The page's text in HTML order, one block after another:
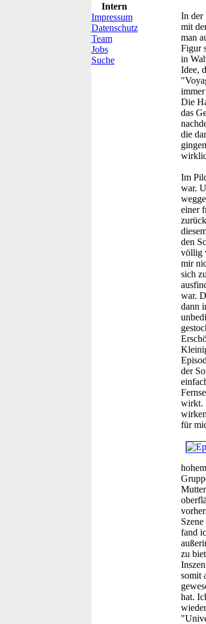
Intern
Impressum
Datenschutz
Team
Jobs
Suche
In der
mit
man
Figur
in
Idee,
Die
das
die
Im
war.
einer
den
völlig
mir
sich
war.
dann
der
wirkt.
für
fand
zu
somit
hat.